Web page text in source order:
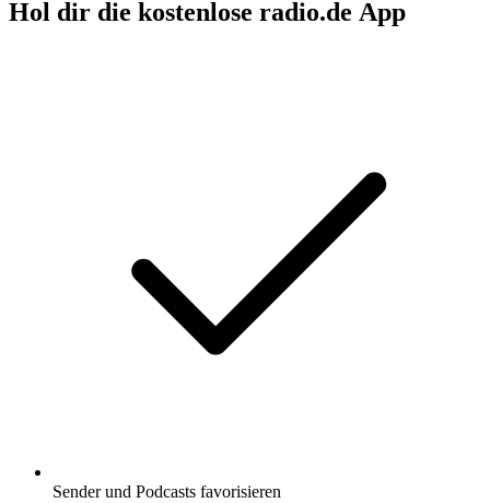
Hol dir die kostenlose radio.de App
Sender und Podcasts favorisieren